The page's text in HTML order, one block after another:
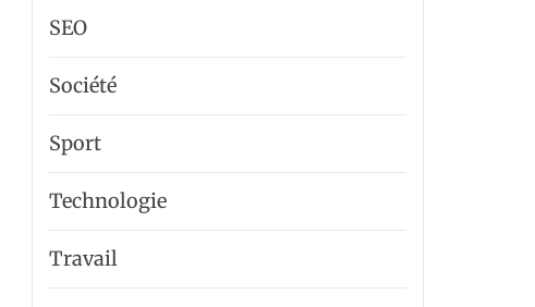
SEO
Société
Sport
Technologie
Travail